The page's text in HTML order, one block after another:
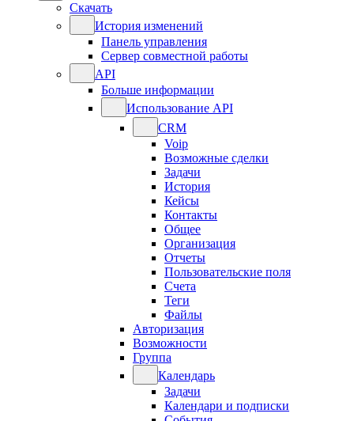
Скачать
История изменений
Панель управления
Сервер совместной работы
API
Больше информации
Использование API
CRM
Voip
Возможные сделки
Задачи
История
Кейсы
Контакты
Общее
Организация
Отчеты
Пользовательские поля
Счета
Теги
Файлы
Авторизация
Возможности
Группа
Календарь
Задачи
Календари и подписки